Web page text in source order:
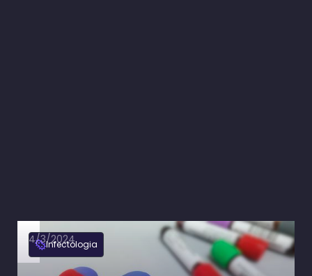
Infectologia
4/3/2024
Leishmaniose visceral: sintomas, diagnóstico e
tratamento